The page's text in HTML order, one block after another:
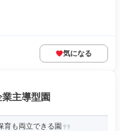
気になる
主導型園
育も両立できる園